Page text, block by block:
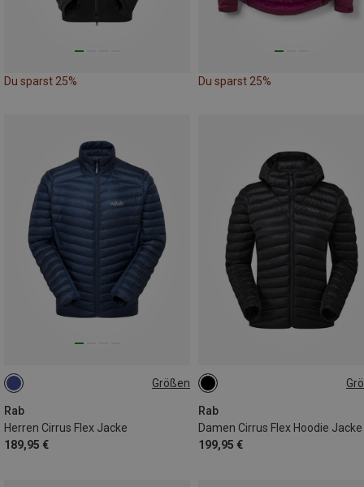
Du sparst 25% Du sparst 25%
Größen
Rab
Herren Cirrus Flex Jacke
189,95 €
S
Rab
Damen Cirrus Flex Hoodie Jacke
199,95 €
XL